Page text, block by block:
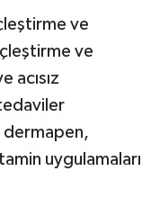
ve
ve
acısız
dermapen,
uygulamaları